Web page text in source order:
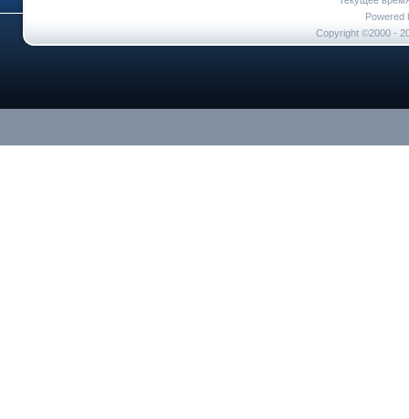
Powered
Copyright ©2000 -